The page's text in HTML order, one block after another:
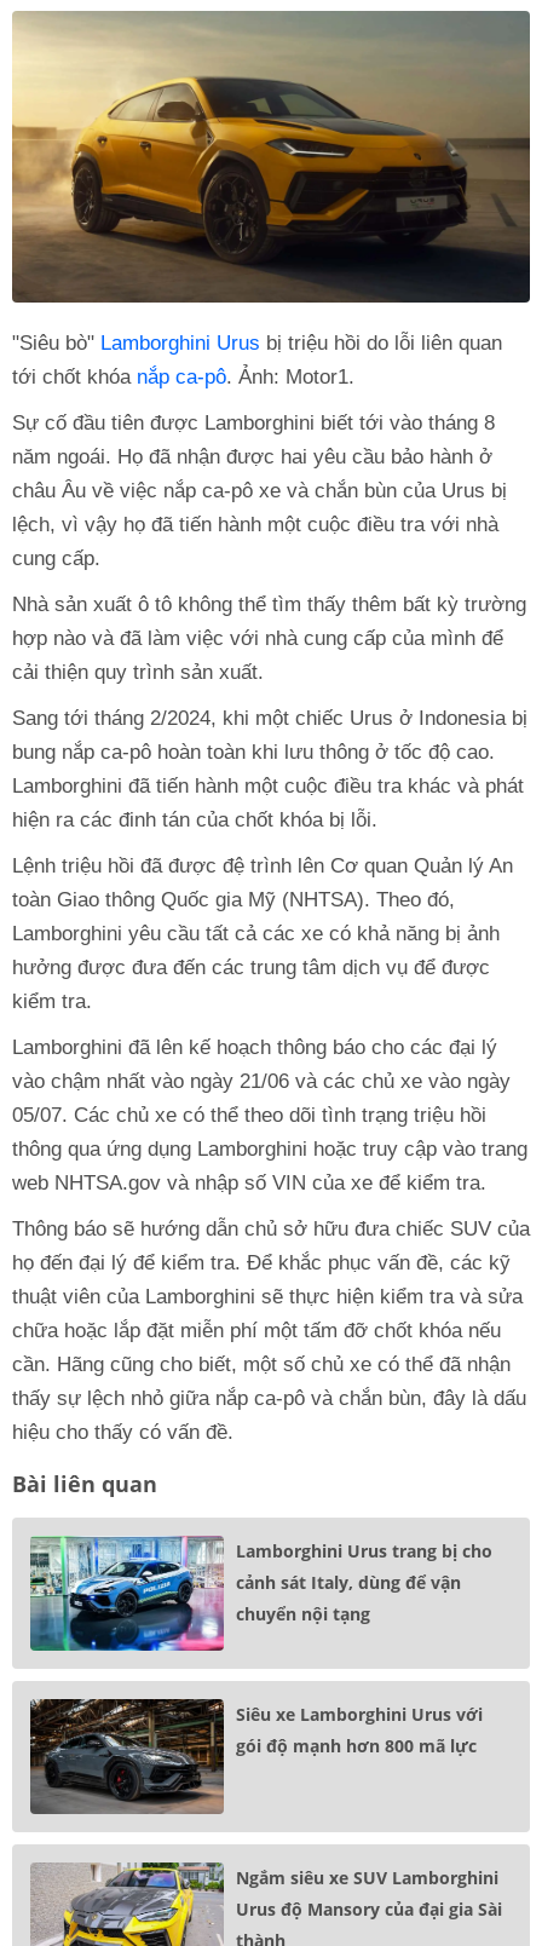
"Siêu bò" Lamborghini Urus bị triệu hồi do lỗi liên quan
tới chốt khóa nắp ca-pô. Ảnh: Motor1.
Sự cố đầu tiên được Lamborghini biết tới vào tháng 8
năm ngoái. Họ đã nhận được hai yêu cầu bảo hành ở
châu Âu về việc nắp ca-pô xe và chắn bùn của Urus bị
lệch, vì vậy họ đã tiến hành một cuộc điều tra với nhà
cung cấp.
Nhà sản xuất ô tô không thể tìm thấy thêm bất kỳ trường
hợp nào và đã làm việc với nhà cung cấp của mình để
cải thiện quy trình sản xuất.
Sang tới tháng 2/2024, khi một chiếc Urus ở Indonesia bị
bung nắp ca-pô hoàn toàn khi lưu thông ở tốc độ cao.
Lamborghini đã tiến hành một cuộc điều tra khác và phát
hiện ra các đinh tán của chốt khóa bị lỗi.
Lệnh triệu hồi đã được đệ trình lên Cơ quan Quản lý An
toàn Giao thông Quốc gia Mỹ (NHTSA). Theo đó,
Lamborghini yêu cầu tất cả các xe có khả năng bị ảnh
hưởng được đưa đến các trung tâm dịch vụ để được
kiểm tra.
Lamborghini đã lên kế hoạch thông báo cho các đại lý
vào chậm nhất vào ngày 21/06 và các chủ xe vào ngày
05/07. Các chủ xe có thể theo dõi tình trạng triệu hồi
thông qua ứng dụng Lamborghini hoặc truy cập vào trang
web NHTSA.gov và nhập số VIN của xe để kiểm tra.
Thông báo sẽ hướng dẫn chủ sở hữu đưa chiếc SUV của
họ đến đại lý để kiểm tra. Để khắc phục vấn đề, các kỹ
thuật viên của Lamborghini sẽ thực hiện kiểm tra và sửa
chữa hoặc lắp đặt miễn phí một tấm đỡ chốt khóa nếu
cần. Hãng cũng cho biết, một số chủ xe có thể đã nhận
thấy sự lệch nhỏ giữa nắp ca-pô và chắn bùn, đây là dấu
hiệu cho thấy có vấn đề.
Bài liên quan
Lamborghini Urus trang bị cho
cảnh sát Italy, dùng để vận
chuyển nội tạng
Siêu xe Lamborghini Urus với
gói độ mạnh hơn 800 mã lực
Ngắm siêu xe SUV Lamborghini
Urus độ Mansory của đại gia Sài
thành